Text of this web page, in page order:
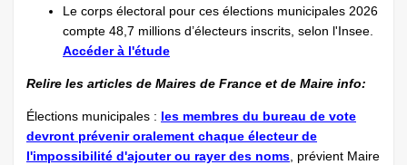
Le corps électoral pour ces élections municipales 2026
compte 48,7 millions d’électeurs inscrits, selon l'Insee.
Accéder à l'étude
Relire les articles de Maires de France et de Maire info:
Élections municipales : les membres du bureau de vote
devront prévenir oralement chaque électeur de
l'impossibilité d'ajouter ou rayer des noms , prévient Maire